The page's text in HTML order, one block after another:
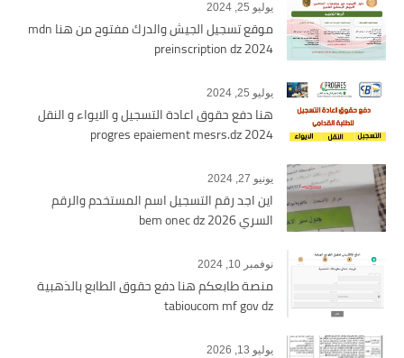
يوليو 25, 2024
موقع تسجيل الجيش والدرك مفتوح من هنا mdn
preinscription dz 2024
يوليو 25, 2024
هنا دفع حقوق اعادة التسجيل و الايواء و النقل
2024 progres epaiement mesrs.dz
يونيو 27, 2024
اين اجد رقم التسجيل اسم المستخدم والرقم
السري bem onec dz 2026
نوفمبر 10, 2024
منصة طابعكم هنا دفع حقوق الطابع بالذهبية
tabioucom mf gov dz
يوليو 13, 2026